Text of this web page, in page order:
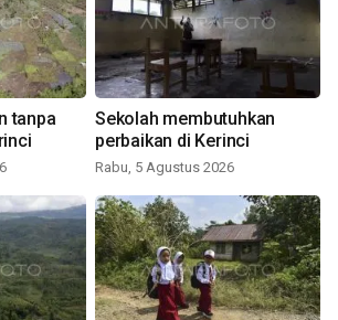
tanpa
Sekolah membutuhkan
perbaikan di Kerinci
Rabu, 5 Agustus 2026